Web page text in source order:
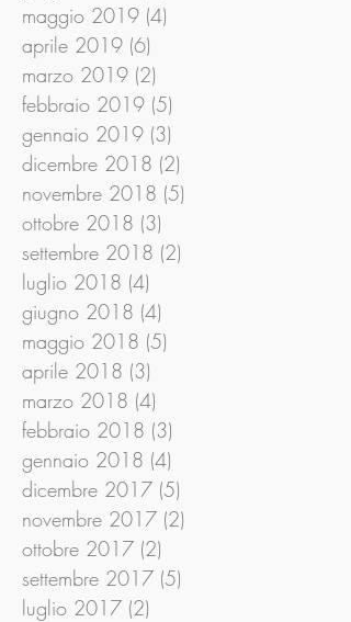
maggio 2019 (4)
aprile 2019 (6)
marzo 2019 (2)
febbraio 2019 (5)
gennaio 2019 (3)
dicembre 2018 (2)
novembre 2018 (5)
ottobre 2018 (3)
settembre 2018 (2)
luglio 2018 (4)
giugno 2018 (4)
maggio 2018 (5)
aprile 2018 (3)
marzo 2018 (4)
febbraio 2018 (3)
gennaio 2018 (4)
dicembre 2017 (5)
novembre 2017 (2)
ottobre 2017 (2)
settembre 2017 (5)
luglio 2017 (2)